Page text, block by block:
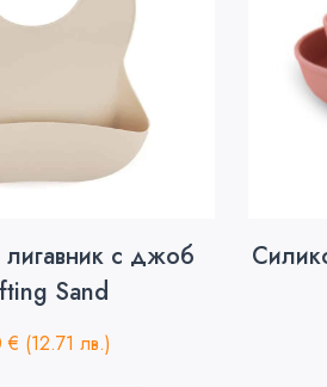
с джоб
Sand
€ (12.71 лв.)